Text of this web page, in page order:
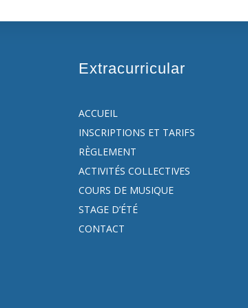
Extracurricular
ACCUEIL
INSCRIPTIONS ET TARIFS
RÈGLEMENT
ACTIVITÉS COLLECTIVES
COURS DE MUSIQUE
STAGE D’ÉTÉ
CONTACT